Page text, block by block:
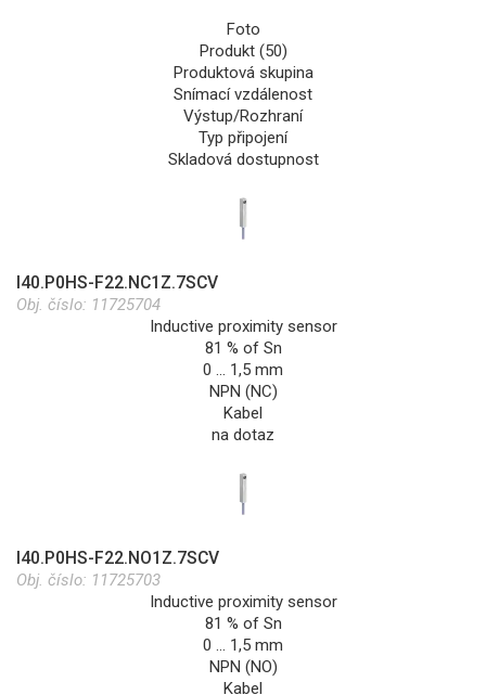
Foto
Produkt (50)
Produktová skupina
Snímací vzdálenost
Výstup/Rozhraní
Typ připojení
Skladová dostupnost
I40.P0HS-F22.NC1Z.7SCV
Obj. číslo: 11725704
Inductive proximity sensor
81 % of Sn
0 … 1,5 mm
NPN (NC)
Kabel
na dotaz
I40.P0HS-F22.NO1Z.7SCV
Obj. číslo: 11725703
Inductive proximity sensor
81 % of Sn
0 … 1,5 mm
NPN (NO)
Kabel